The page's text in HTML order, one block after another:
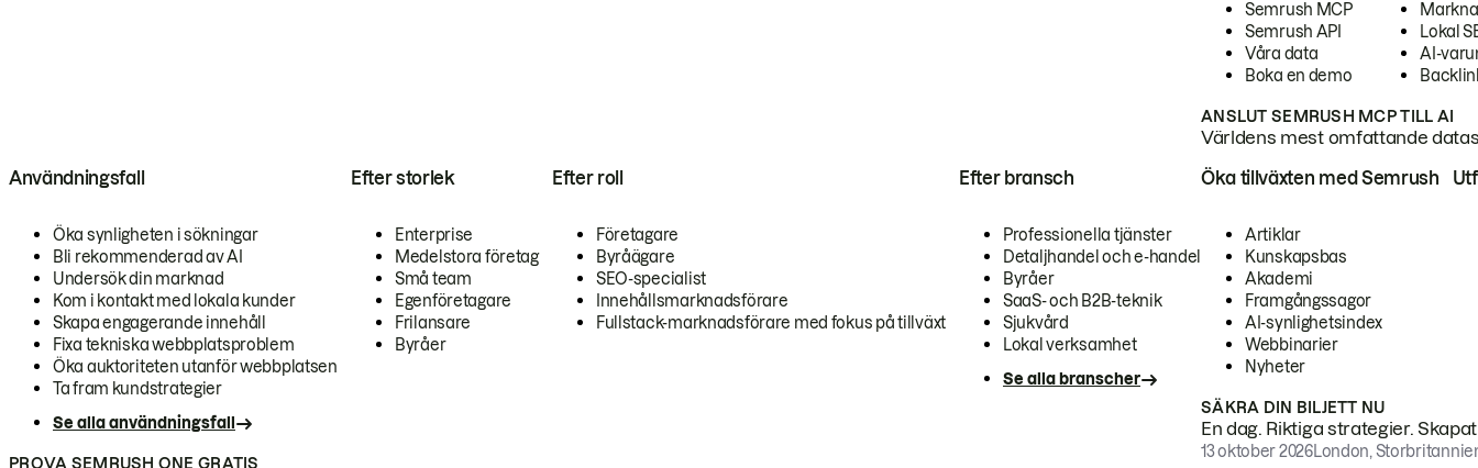
Semrush MCP
Semrush API
Våra data
Boka en demo
Lokal
AI-
ANSLUT SEMRUSH MCP TILL AI
Världens mest omfattande
Användningsfall
Öka synligheten i sökningar
Bli rekommenderad av AI
Undersök din marknad
Kom i kontakt med lokala kunder
Skapa engagerande innehåll
Fixa tekniska webbplatsproblem
Öka auktoriteten utanför webbplatsen
Ta fram kundstrategier
Se alla användningsfall
Efter storlek
Enterprise
Medelstora företag
Små team
Egenföretagare
Frilansare
Byråer
Efter roll
Företagare
Byråägare
SEO-specialist
Innehållsmarknadsförare
Fullstack-marknadsförare med fokus på tillväxt
Efter bransch
Professionella tjänster
Detaljhandel och e-handel
Byråer
SaaS- och B2B-teknik
Sjukvård
Lokal verksamhet
Se alla branscher
PROVA SEMRUSH ONE GRATIS
Öka tillväxten med Semrush
Artiklar
Kunskapsbas
Akademi
Framgångssagor
AI-synlighetsindex
Webbinarier
Nyheter
SÄKRA DIN BILJETT NU
En dag. Riktiga strategier.
13 oktober 2026London,